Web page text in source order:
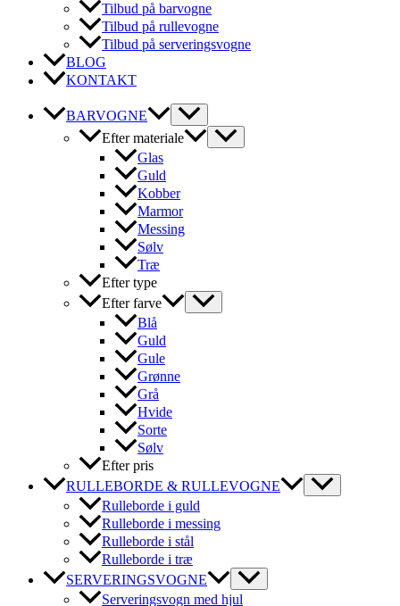
Tilbud på barvogne
Tilbud på rullevogne
Tilbud på serveringsvogne
BLOG
KONTAKT
BARVOGNE
Efter materiale
Glas
Guld
Kobber
Marmor
Messing
Sølv
Træ
Efter type
Efter farve
Blå
Guld
Gule
Grønne
Grå
Hvide
Sorte
Sølv
Efter pris
RULLEBORDE & RULLEVOGNE
Rulleborde i guld
Rulleborde i messing
Rulleborde i stål
Rulleborde i træ
SERVERINGSVOGNE
Serveringsvogn med hjul